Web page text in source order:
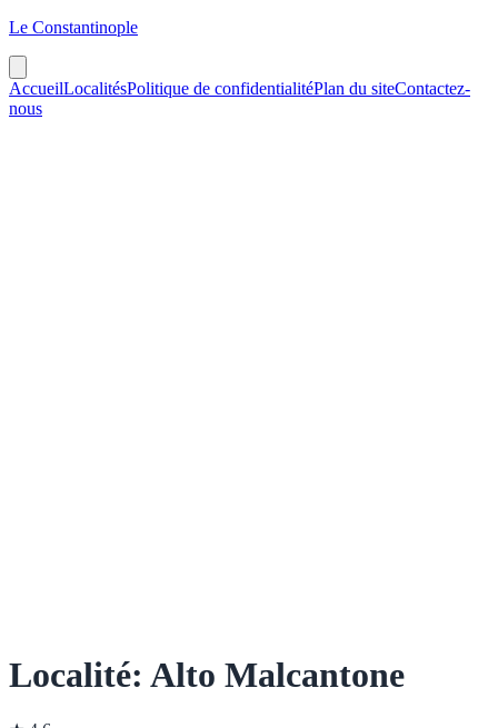
Le Constantinople
AccueilLocalitésPolitique de confidentialitéPlan du siteContactez-
nous
Localité: Alto Malcantone